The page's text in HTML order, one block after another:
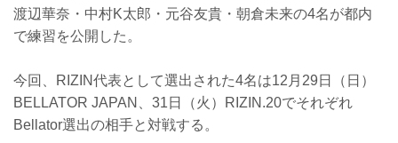
渡辺華奈・中村K太郎・元谷友貴・朝倉未来の4名が都内
で練習を公開した。
今回、RIZIN代表として選出された4名は12月29日（日）
BELLATOR JAPAN、31日（火）RIZIN.20でそれぞれ
Bellator選出の相手と対戦する。